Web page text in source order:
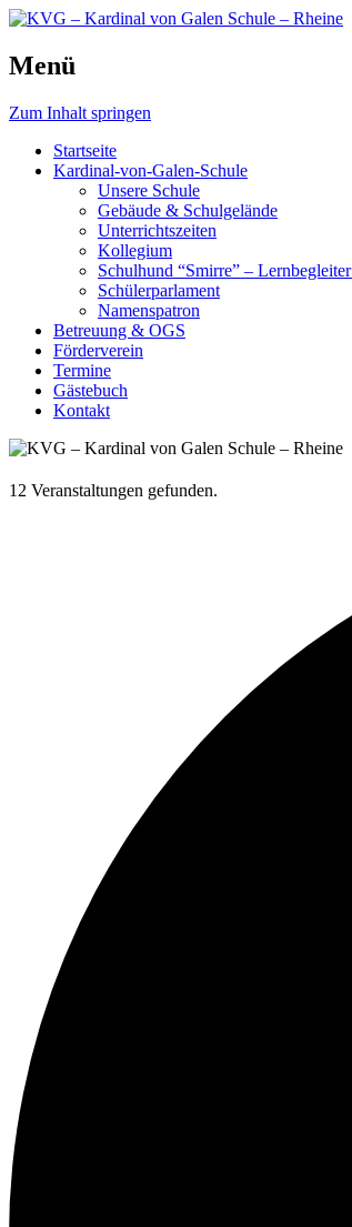
KVG – Kardinal von
Schule, die bewegt.
Menü
Zum Inhalt springen
Startseite
Kardinal-von-Galen-Schule
Unsere Schule
Gebäude & Schulgelände
Unterrichtszeiten
Kollegium
Schulhund “Smirre” –
Schülerparlament
Namenspatron
Betreuung & OGS
Förderverein
Termine
Gästebuch
Kontakt
12 Veranstaltungen gefunden.